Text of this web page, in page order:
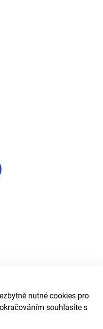
nutné cookies pro
souhlasíte s